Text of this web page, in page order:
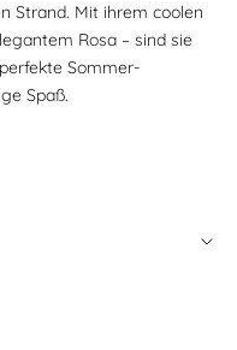
Strand. Mit ihrem coolen
Rosa – sind sie
Sommer-
Spaß.